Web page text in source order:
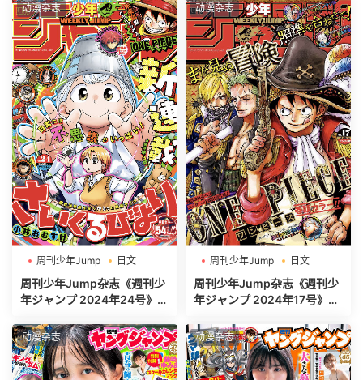
动漫杂志
周刊少年Jump
日文
週刊少年ジャンプ
周刊少年Jump杂志《週刊少
年ジャンプ 2024年24号》高
动漫杂志
周刊少年Jump
日文
週刊少年ジャンプ
周刊少年Jump杂志《週刊少
年ジャンプ 2024年17号》高
动漫杂志 动漫杂志